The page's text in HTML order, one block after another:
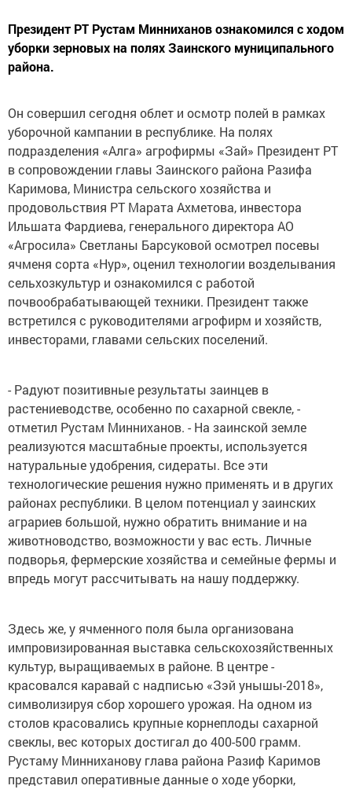
Президент РТ Рустам Минниханов ознакомился с ходом
уборки зерновых на полях Заинского муниципального
района.
Он совершил сегодня облет и осмотр полей в рамках
уборочной кампании в республике. На полях
подразделения «Алга» агрофирмы «Зай» Президент РТ
в сопровождении главы Заинского района Разифа
Каримова, Министра сельского хозяйства и
продовольствия РТ Марата Ахметова, инвестора
Ильшата Фардиева, генерального директора АО
«Агросила» Светланы Барсуковой осмотрел посевы
ячменя сорта «Нур», оценил технологии возделывания
сельхозкультур и ознакомился с работой
почвообрабатывающей техники. Президент также
встретился с руководителями агрофирм и хозяйств,
инвесторами, главами сельских поселений.
- Радуют позитивные результаты заинцев в
растениеводстве, особенно по сахарной свекле, -
отметил Рустам Минниханов. - На заинской земле
реализуются масштабные проекты, используется
натуральные удобрения, сидераты. Все эти
технологические решения нужно применять и в других
районах республики. В целом потенциал у заинских
аграриев большой, нужно обратить внимание и на
животноводство, возможности у вас есть. Личные
подворья, фермерские хозяйства и семейные фермы и
впредь могут рассчитывать на нашу поддержку.
Здесь же, у ячменного поля была организована
импровизированная выставка сельскохозяйственных
культур, выращиваемых в районе. В центре -
красовался каравай с надписью «Зэй унышы-2018»,
символизируя сбор хорошего урожая. На одном из
столов красовались крупные корнеплоды сахарной
свеклы, вес которых достигал до 400-500 грамм.
Рустаму Минниханову глава района Разиф Каримов
представил оперативные данные о ходе уборки,